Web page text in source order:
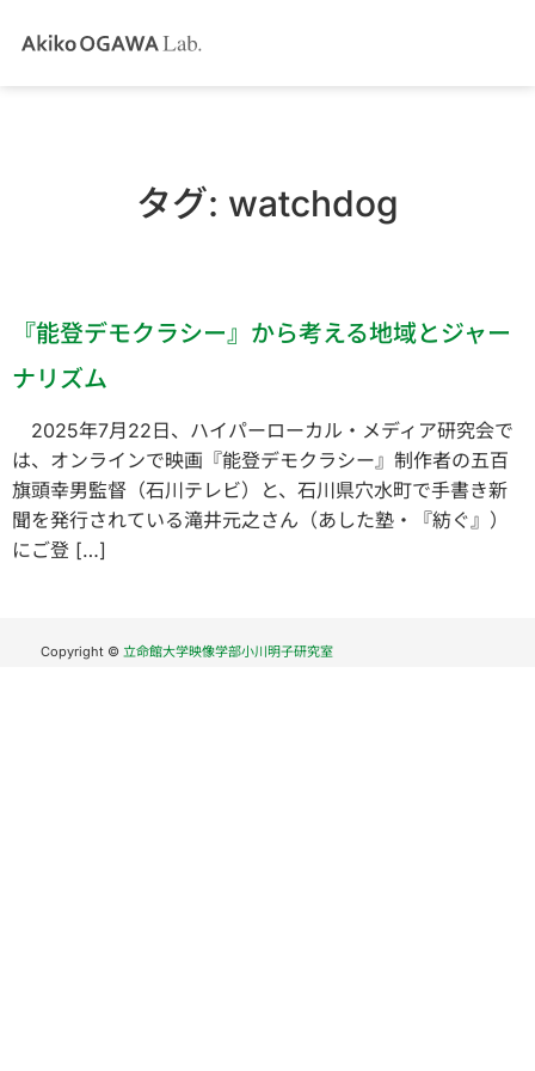
タグ: watchdog
『能登デモクラシー』から考える地域とジャー
ナリズム
2025年7月22日、ハイパーローカル・メディア研究会で
は、オンラインで映画『能登デモクラシー』制作者の五百
旗頭幸男監督（石川テレビ）と、石川県穴水町で手書き新
聞を発行されている滝井元之さん（あした塾・『紡ぐ』）
にご登 […]
Copyright © 立命館大学映像学部小川明子研究室